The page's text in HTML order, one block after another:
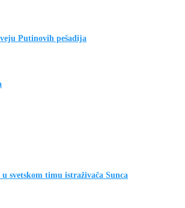
Putinovih pešadija
svetskom timu istraživača Sunca